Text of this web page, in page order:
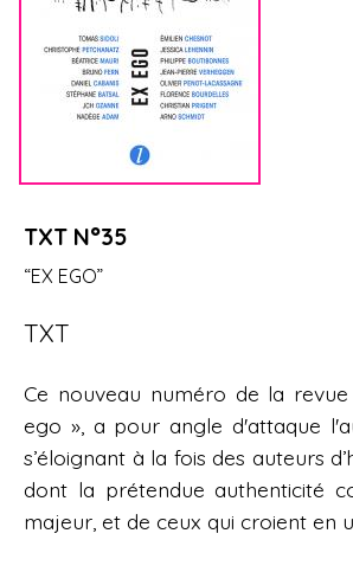
TXT N°35
“EX EGO”
TXT
Ce nouveau numéro de la revue
ego », a pour angle d'attaque
s’éloignant à la fois des auteurs
dont la prétendue authenticité
majeur, et de ceux qui croient en